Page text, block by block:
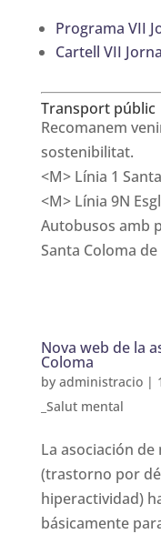
Programa VII
Cartell VII
Transport públic
Recomanem
sostenibilitat.
<M> Línia 1
<M> Línia 9N
Autobusos amb
Santa Coloma
Nova web de la
Coloma
by administracio|
_Salut mental
La asociación de
(trastorno por
hiperactividad)
básicamente